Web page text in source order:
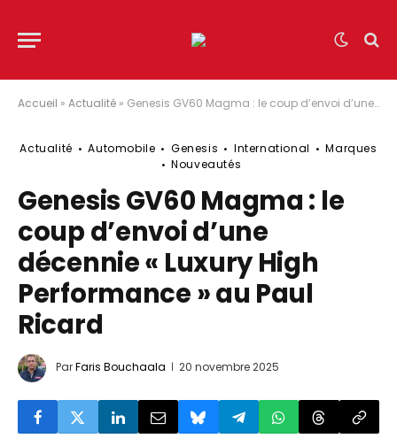
Accueil » Actualité » Genesis GV60 Magma : le coup d’envoi d’une décennie « Luxury High Performance » au Paul Ricard
Actualité Automobile Genesis International
Marques
Nouveautés
Genesis GV60 Magma : le
coup d’envoi d’une
décennie « Luxury High
Performance » au Paul
Ricard
ParFaris Bouchaala 20 novembre 2025